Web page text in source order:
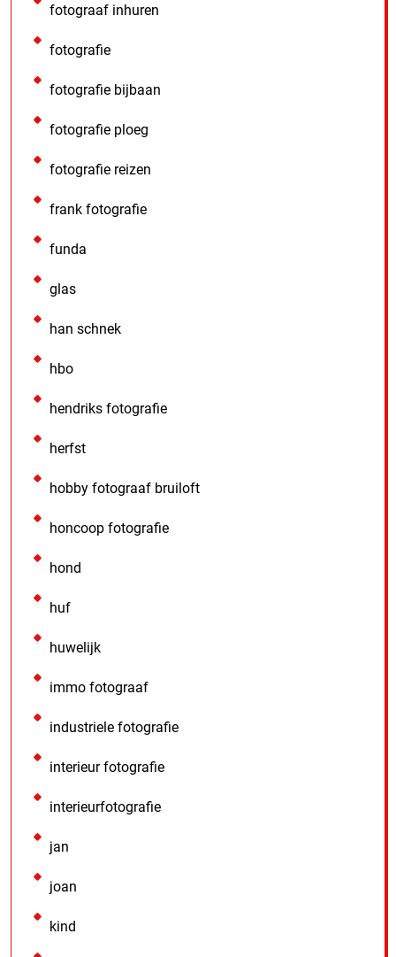
fotograaf inhuren
fotografie
fotografie bijbaan
fotografie ploeg
fotografie reizen
frank fotografie
funda
glas
han schnek
hbo
hendriks fotografie
herfst
hobby fotograaf bruiloft
honcoop fotografie
hond
huf
huwelijk
immo fotograaf
industriele fotografie
interieur fotografie
interieurfotografie
jan
joan
kind